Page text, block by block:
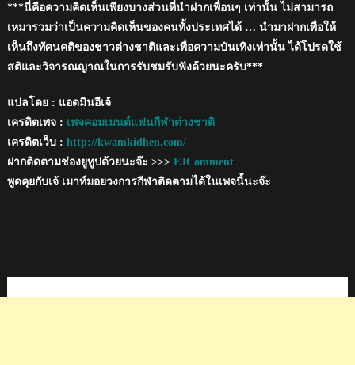
***นี่คือความคิดเห็นเพียงบางส่วนที่นำฝากเพื่อนๆ เท่านั้น ไม่สามารถ
เหมารวมว่าเป็นความคิดเห็นของคนทั้งประเทศได้ … นำมาฝากเพื่อให้
เห็นถึงทัศนคติของชาวต่างชาติและเพื่อความบันเทิงเท่านั้น ได้โปรดใช้
สติและวิจารณญาณในการรับชมรับฟังด้วยนะครับ***
แปลโดย : แอดมินอีเจ้
เครดิตเพจ : เพจคอมเมนต์แฟนกีฬาต่างชาติ
เครดิตเว็บ : http://kwamkidhen.com/
ฝากติดตามช่องยูทูปด้วยนะจ๊ะ >>> EJComment
พูดคุยกับเจ้ เมาท์มอยวงการกีฬาติดตามได้ในเพจนี้นะจ๊ะ